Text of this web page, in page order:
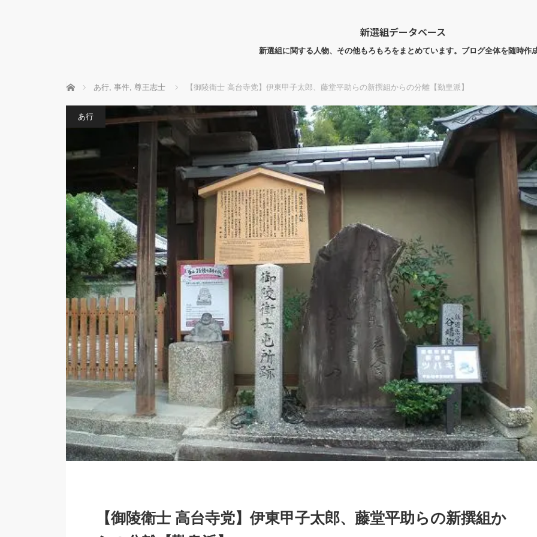
新選組データベース
新選組に関する人物、その他もろもろをまとめています。ブログ全体を随時作
ホーム あ行, 事件, 尊王志士 【御陵衛士 高台寺党】伊東甲子太郎、藤堂平助らの新撰組からの分離【勤皇派】
あ行
【御陵衛士 高台寺党】伊東甲子太郎、藤堂平助らの新撰組か